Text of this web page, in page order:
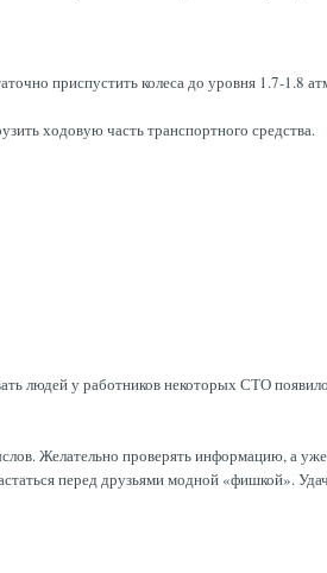
приспустить колеса до уровня 1.7-1.8
ходовую часть транспортного средства.
людей у работников некоторых СТО
Желательно проверять информацию, а
перед друзьями модной «фишкой».